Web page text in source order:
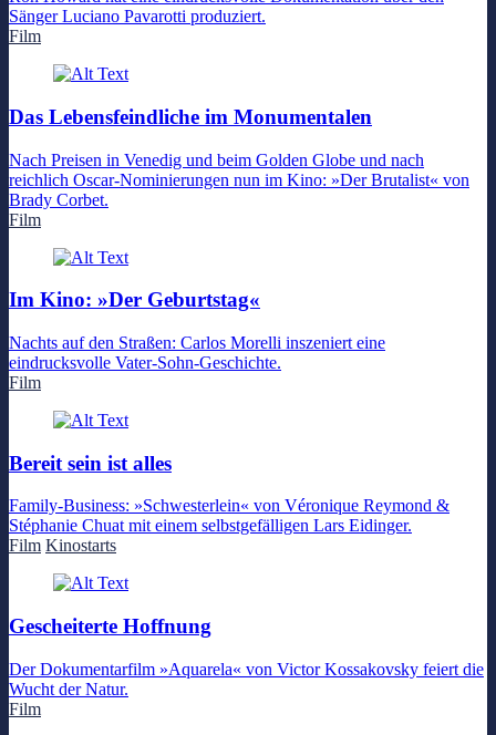
Sänger Luciano Pavarotti produziert.
Film
Das Lebensfeindliche im Monumentalen
Nach Preisen in Venedig und beim Golden Globe und nach
reichlich Oscar-Nominierungen nun im Kino: »Der Brutalist« von
Brady Corbet.
Film
Im Kino: »Der Geburtstag«
Nachts auf den Straßen: Carlos Morelli inszeniert eine
eindrucksvolle Vater-Sohn-Geschichte.
Film
Bereit sein ist alles
Family-Business: »Schwesterlein« von Véronique Reymond &
Stéphanie Chuat mit einem selbstgefälligen Lars Eidinger.
Film Kinostarts
Gescheiterte Hoffnung
Der Dokumentarfilm »Aquarela« von Victor Kossakovsky feiert die
Wucht der Natur.
Film